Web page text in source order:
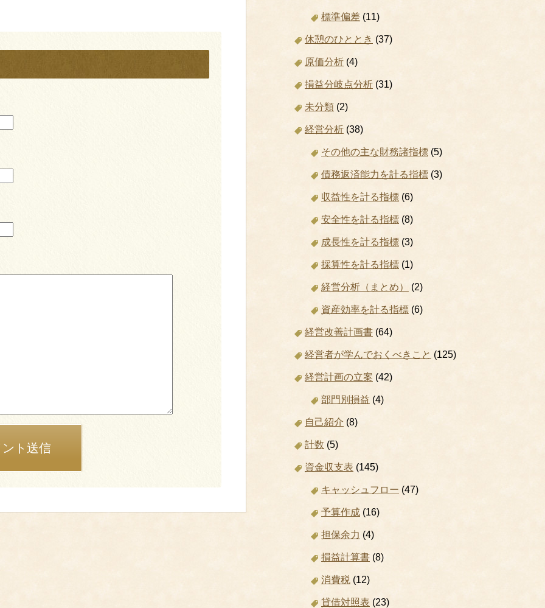
ト送信
標準偏差 (11)
休憩のひととき (37)
原価分析 (4)
損益分岐点分析 (31)
未分類 (2)
経営分析 (38)
その他の主な財務諸指標 (5)
債務返済能力を計る指標 (3)
収益性を計る指標 (6)
安全性を計る指標 (8)
成長性を計る指標 (3)
採算性を計る指標 (1)
経営分析（まとめ） (2)
資産効率を計る指標 (6)
経営改善計画書 (64)
経営者が学んでおくべきこと (125)
経営計画の立案 (42)
部門別損益 (4)
自己紹介 (8)
計数 (5)
資金収支表 (145)
キャッシュフロー (47)
予算作成 (16)
担保余力 (4)
損益計算書 (8)
消費税 (12)
貸借対照表 (23)